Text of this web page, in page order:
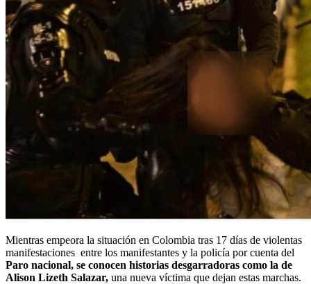
Mientras empeora la situación en Colombia tras 17 días de violentas
manifestaciones entre los manifestantes y la policía por cuenta del
Paro nacional, se conocen historias desgarradoras como la de
Alison Lizeth Salazar, una nueva víctima que dejan estas marchas.